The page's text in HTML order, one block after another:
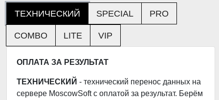
ТЕХНИЧЕСКИЙ SPECIAL PRO
COMBO LITE VIP
ОПЛАТА ЗА РЕЗУЛЬТАТ
ТЕХНИЧЕСКИЙ - технический перенос данных на
сервере MoscowSoft с оплатой за результат. Берём